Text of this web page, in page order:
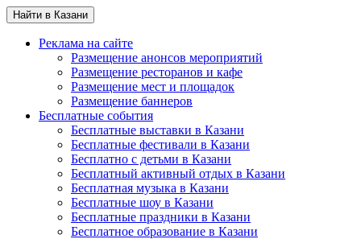
Найти в Казани
Реклама на сайте
Размещение анонсов мероприятий
Размещение ресторанов и кафе
Размещение мест и площадок
Размещение баннеров
Бесплатные события
Бесплатные выставки в Казани
Бесплатные фестивали в Казани
Бесплатно с детьми в Казани
Бесплатный активный отдых в Казани
Бесплатная музыка в Казани
Бесплатные шоу в Казани
Бесплатные праздники в Казани
Бесплатное образование в Казани